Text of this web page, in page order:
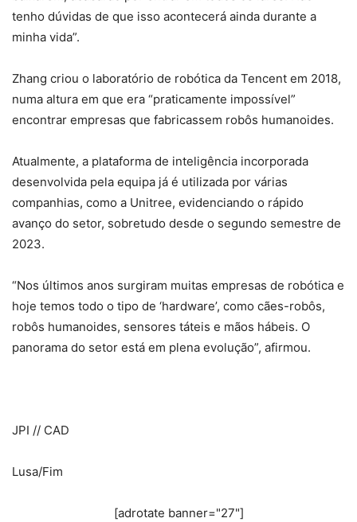
tenho dúvidas de que isso acontecerá ainda durante a
minha vida”.
Zhang criou o laboratório de robótica da Tencent em 2018,
numa altura em que era “praticamente impossível”
encontrar empresas que fabricassem robôs humanoides.
Atualmente, a plataforma de inteligência incorporada
desenvolvida pela equipa já é utilizada por várias
companhias, como a Unitree, evidenciando o rápido
avanço do setor, sobretudo desde o segundo semestre de
2023.
“Nos últimos anos surgiram muitas empresas de robótica e
hoje temos todo o tipo de ‘hardware’, como cães-robôs,
robôs humanoides, sensores táteis e mãos hábeis. O
panorama do setor está em plena evolução”, afirmou.
JPI // CAD
Lusa/Fim
[adrotate banner="27"]